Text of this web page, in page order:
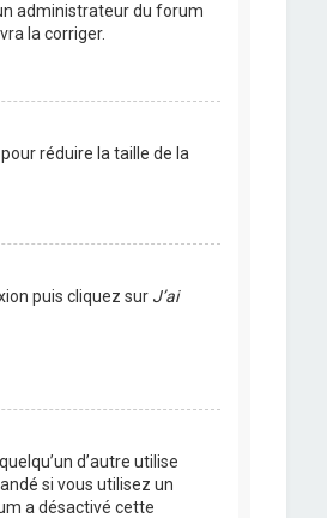
administrateur du forum
la corriger.
réduire la taille de la
puis cliquez sur J’ai
d’autre utilise
si vous utilisez un
a désactivé cette